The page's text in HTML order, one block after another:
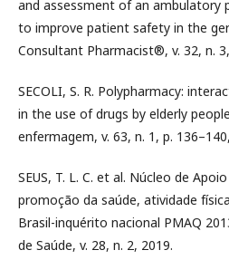
and assessment of an ambulatory
to improve patient safety in the
Consultant Pharmacist®, v. 32, n.
SECOLI, S. R. Polypharmacy:
in the use of drugs by elderly
enfermagem, v. 63, n. 1, p.
SEUS, T. L. C. et al. Núcleo de
promoção da saúde, atividade
Brasil-inquérito nacional PMAQ
de Saúde, v. 28, n. 2, 2019.